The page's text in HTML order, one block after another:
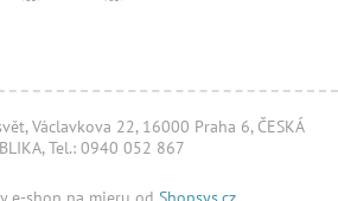
Václavkova 22, 16000 Praha 6, ČESKÁ
Tel.: 0940 052 867